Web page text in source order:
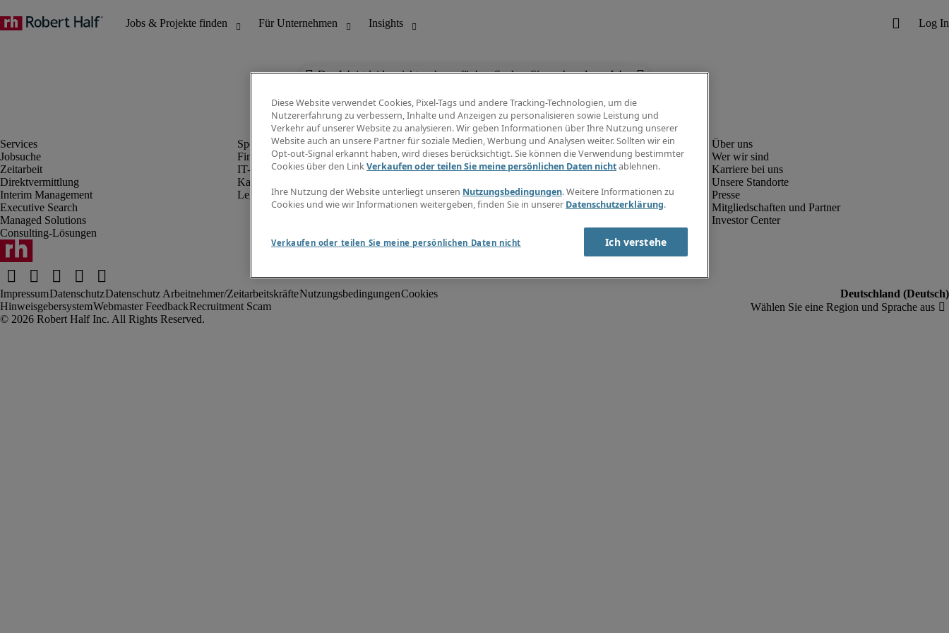
Der Job ist leider nicht mehr verfügbar. Suchen Sie nach anderen Jobs.
Jobsuche
Zeitarbeit
Direktvermittlung
Interim Management
Executive Search
Managed Solutions
Consulting-Lösungen
Finanz- & Rechnungswesen
IT-Bereich
Kaufmännischer Bereich
Legal
Info Center
Jobübersicht
E-Learning
Newsletter
Wer wir sind
Karriere bei uns
Unsere Standorte
Presse
Mitgliedschaften und Partner
Investor Center
ImpressumDatenschutzDatenschutz Arbeitnehmer/ZeitarbeitskräfteNutzungsbedingungenCookies
HinweisgebersystemWebmaster FeedbackRecruitment Scam
Diese Website verwendet Cookies, Pixel-Tags und andere Tracking-Technologien, um die
Nutzererfahrung zu verbessern, Inhalte und Anzeigen zu personalisieren sowie Leistung und
Verkehr auf unserer Website zu analysieren. Wir geben Informationen über Ihre Nutzung unserer
Website auch an unsere Partner für soziale Medien, Werbung und Analysen weiter. Sollten wir ein
Opt-out-Signal erkannt haben, wird dieses berücksichtigt. Sie können die Verwendung bestimmter
Cookies über den LinkVerkaufen oder teilen Sie meine persönlichen Daten nichtablehnen.
Ihre Nutzung der Website unterliegt unseren Nutzungsbedingungen. Weitere Informationen zu
Cookies und wie wir Informationen weitergeben, finden Sie in unserer Datenschutzerklärung.
Verkaufen oder teilen Sie meine persönlichen Daten nicht Ich verstehe